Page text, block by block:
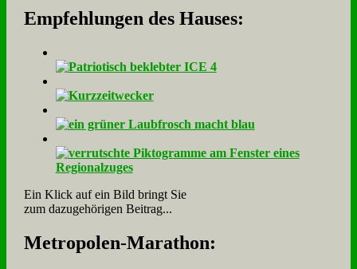
Empfehlungen des Hauses:
Ein Klick auf ein Bild bringt Sie
zum dazugehörigen Beitrag...
Me­tro­po­len-Ma­ra­thon: